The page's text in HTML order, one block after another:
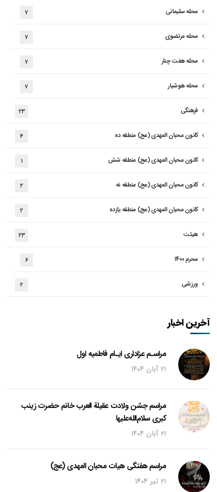
محله سلیمانی ۷
محله مرتضوی ۷
محله هفت چنار ۷
محله هوشیار ۷
فرهنگی ۲۳
کانون محبان المهدی (عج) منطقه ده ۴
کانون محبان المهدی (عج) منطقه شش ۱
کانون محبان المهدی (عج) منطقه نه ۲
کانون محبان المهدی (عج) منطقه یازده ۲
هیئت ۲۳
محرم ۱۴۰۰ ۶
ورزشی ۲
آخرین اخبار
مراسـم عزاداری ایـام فاطمیه اول
۲۱ آبان ۱۴۰۴
مراسم جشن ولادت عقیلة العرب خانم حضرت زینب
کبری سلام‌الله‌علیها
۲۱ آبان ۱۴۰۴
مراسم هفتگی هیات محبان المهدی (عج)
۲۱ تیر ۱۴۰۴